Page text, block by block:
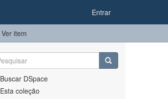
Entrar
Ver item
Buscar DSpace
Esta coleção